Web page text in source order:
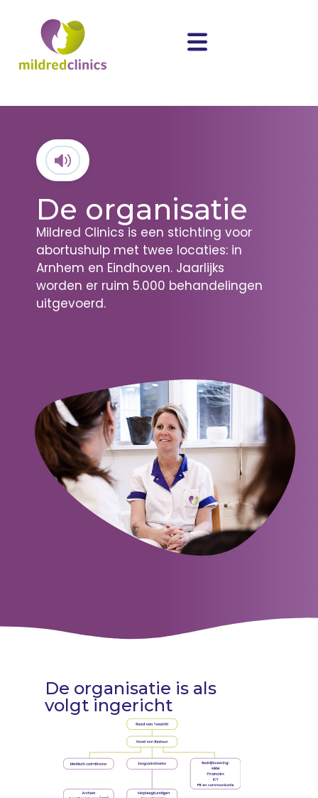
De organisatie
Mildred Clinics is een stichting voor
abortushulp met twee locaties: in
Arnhem en Eindhoven. Jaarlijks
worden er ruim 5.000 behandelingen
uitgevoerd.
De organisatie is als
volgt ingericht